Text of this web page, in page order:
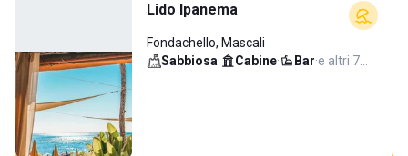
Lido Ipanema
Fondachello, Mascali
Sabbiosa· Cabine· Bar·e altri 7…